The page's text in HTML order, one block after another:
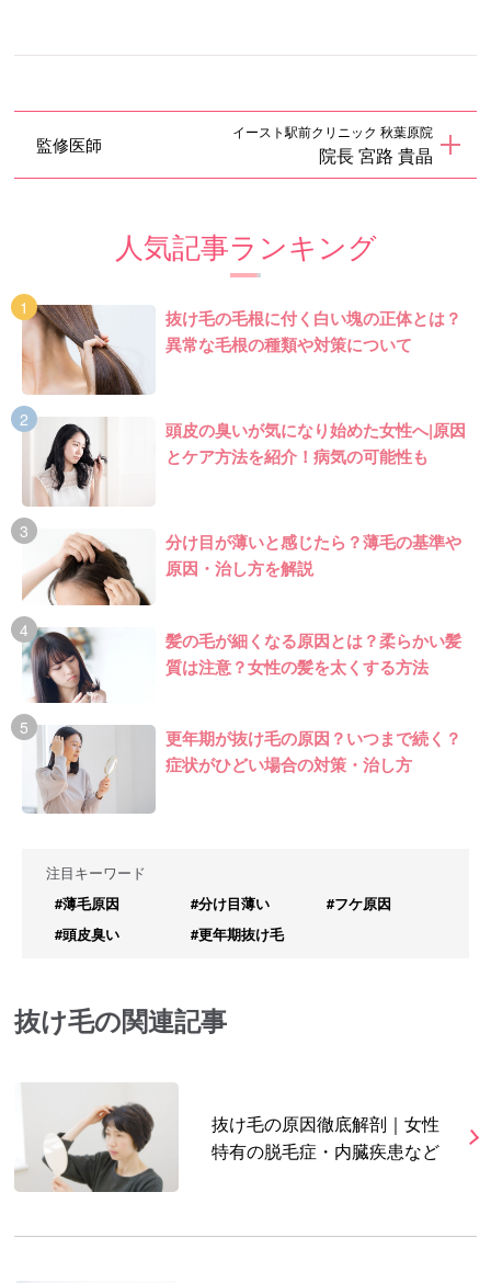
監修医師
イースト駅前クリニック 秋葉原院
院長 宮路 貴晶
人気記事ランキング
抜け毛の毛根に付く白い塊の正体とは？
異常な毛根の種類や対策について
頭皮の臭いが気になり始めた女性へ|原因
とケア方法を紹介！病気の可能性も
分け目が薄いと感じたら？薄毛の基準や
原因・治し方を解説
髪の毛が細くなる原因とは？柔らかい髪
質は注意？女性の髪を太くする方法
更年期が抜け毛の原因？いつまで続く？
症状がひどい場合の対策・治し方
注目キーワード
#薄毛原因
#分け目薄い
#フケ原因
#頭皮臭い
#更年期抜け毛
抜け毛の関連記事
抜け毛の原因徹底解剖｜女性
特有の脱毛症・内臓疾患など